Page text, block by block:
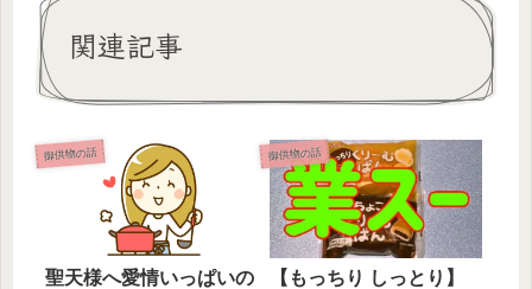
関連記事
御供物の話
聖天様へ愛情いっぱいの
御供物の話
【もっちり しっとり】